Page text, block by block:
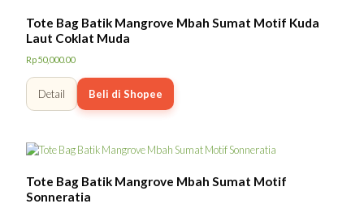
Tote Bag Batik Mangrove Mbah Sumat Motif Kuda
Laut Coklat Muda
Rp50,000.00
Detail Beli di Shopee
Tote Bag Batik Mangrove Mbah Sumat Motif
Sonneratia